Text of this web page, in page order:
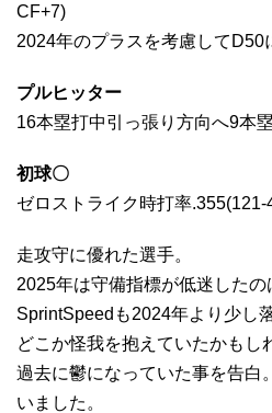
CF+7)
2024年のプラスを考慮してD50
プルヒッター
16本塁打中引っ張り方向へ9本
初球〇
ゼロストライク時打率
走攻守に優れた選手。
2025年は守備指標が低迷したの
SprintSpeedも2024年より少し
どこか怪我を抱えていたかもし
過去に鬱になっていた事を告白
いました。